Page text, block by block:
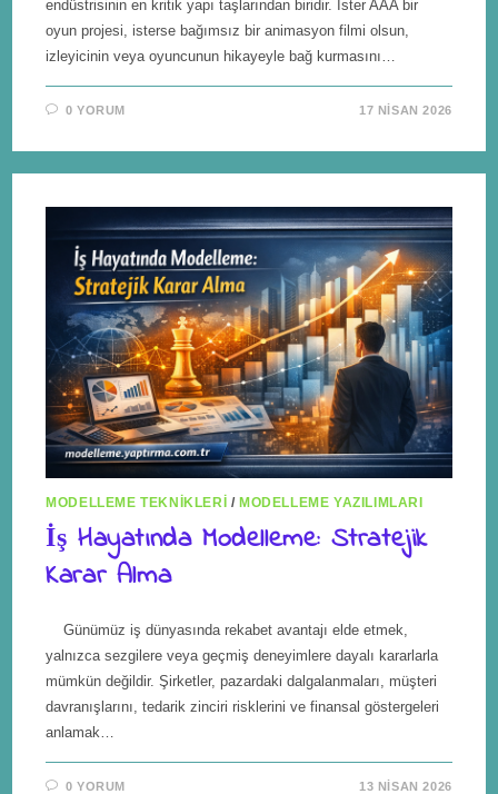
endüstrisinin en kritik yapı taşlarından biridir. İster AAA bir
oyun projesi, isterse bağımsız bir animasyon filmi olsun,
izleyicinin veya oyuncunun hikayeyle bağ kurmasını…
0 YORUM 17 NISAN 2026
MODELLEME TEKNIKLERI /MODELLEME YAZILIMLARI
İş Hayatında Modelleme: Stratejik
Karar Alma
Günümüz iş dünyasında rekabet avantajı elde etmek,
yalnızca sezgilere veya geçmiş deneyimlere dayalı kararlarla
mümkün değildir. Şirketler, pazardaki dalgalanmaları, müşteri
davranışlarını, tedarik zinciri risklerini ve finansal göstergeleri
anlamak…
0 YORUM 13 NISAN 2026